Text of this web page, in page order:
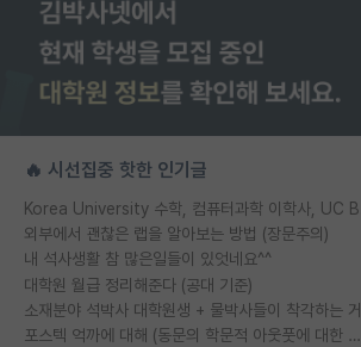
🔥 시선집중 핫한 인기글
외부에서 괜찮은 랩을 알아보는 방법 (장문주의)
내 석사생활 참 많은일들이 있엇네요^^
대학원 월급 정리해준다 (공대 기준)
소재분야 석박사 대학원생 + 물박사들이 착각하는 거
포스텍 억까에 대해 (동문의 학문적 아웃풋에 대한 반박)